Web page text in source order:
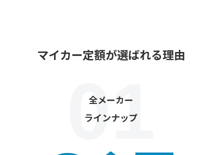
マイカー定額が選ばれる理由
全メーカー
ラインナップ